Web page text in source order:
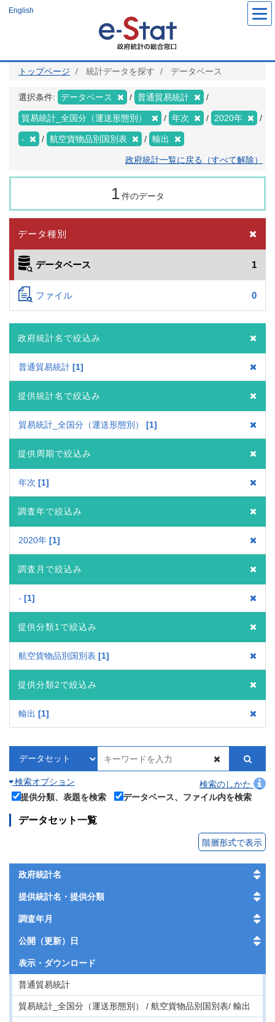
ツ
English
トップページ 統計データを探す データベース
選択条件: データベース 普通貿易統計
貿易統計_全国分（運送形態別） 年次 2020年
- 航空貨物品別国別表 輸出
政府統計一覧に戻る（すべて解除）
1 件のデータ
データ種別
データベース 1
ファイル 0
政府統計名で絞込み
普通貿易統計 1
提供統計名で絞込み
貿易統計_全国分（運送形態別） 1
提供周期で絞込み
年次 1
調査年で絞込み
2020年 1
調査月で絞込み
- 1
提供分類1で絞込み
航空貨物品別国別表 1
提供分類2で絞込み
輸出 1
検索オプション
検索のしかた
提供分類、表題を検索
データベース、ファイル内を検索
データセット一覧
階層形式で表示
政府統計名
提供統計名・提供分類
調査年月
公開（更新）日
表示・ ダウンロード
普通貿易統計
貿易統計_全国分（運送形態別） / 航空貨物品別国別表/ 輸出